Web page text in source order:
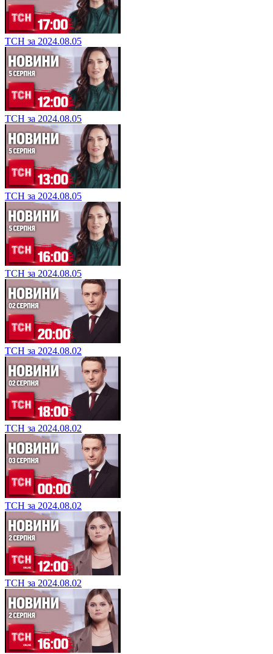
ТСН за 2024.08.05
ТСН за 2024.08.05
ТСН за 2024.08.05
ТСН за 2024.08.05
ТСН за 2024.08.02
ТСН за 2024.08.02
ТСН за 2024.08.02
ТСН за 2024.08.02